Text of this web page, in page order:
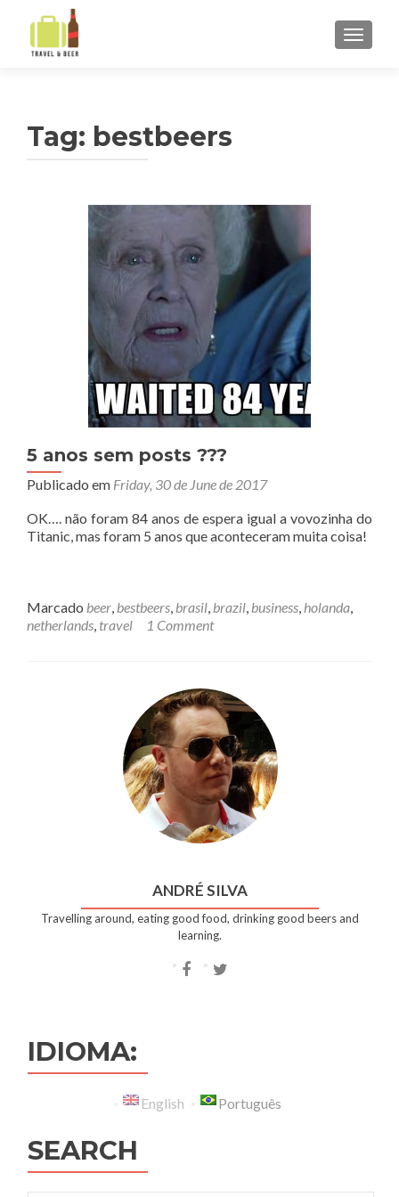
Tag: bestbeers
5 anos sem posts ???
Publicado em Friday, 30 de June de 2017
OK…. não foram 84 anos de espera igual a vovozinha do
Titanic, mas foram 5 anos que aconteceram muita coisa!
Marcado beer, bestbeers, brasil, brazil, business, holanda,
netherlands, travel 1 Comment
ANDRÉ SILVA
Travelling around, eating good food, drinking good beers and
learning.
Facebook
Twitter
IDIOMA:
English Português
SEARCH